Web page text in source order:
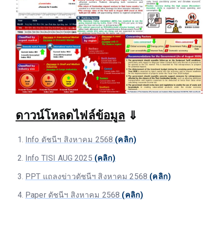
ดาวน์โหลดไฟล์ข้อมูล ⇓
Info ดัชนีฯ สิงหาคม 2568 (คลิก)
Info TISI AUG 2025 (คลิก)
PPT แถลงข่าวดัชนีฯ สิงหาคม 2568 (คลิก)
Paper ดัชนีฯ สิงหาคม 2568 (คลิก)